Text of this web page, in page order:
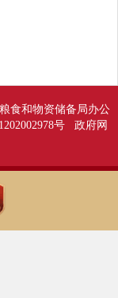
食和物资储备局办公
号政府网